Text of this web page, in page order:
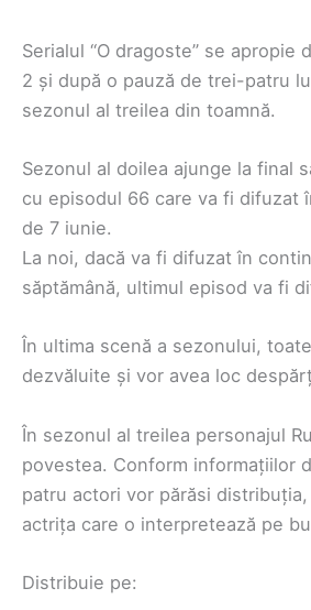
Serialul “O dragoste” se apropie
2 și după o pauză de trei-patru
sezonul al treilea din toamnă.
Sezonul al doilea ajunge la final
cu episodul 66 care va fi difuzat
de 7 iunie.
La noi, dacă va fi difuzat în
săptămână, ultimul episod va fi
În ultima scenă a sezonului,
dezvăluite și vor avea loc
În sezonul al treilea personajul
povestea. Conform informațiilor
patru actori vor părăsi
actrița care o interpretează pe
Distribuie pe: